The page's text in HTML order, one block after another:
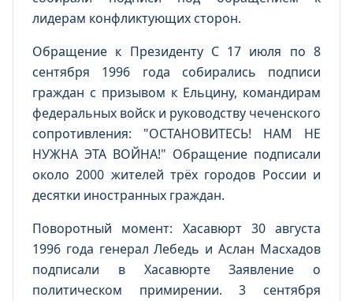
лидерам конфликтующих сторон.
Обращение к Президенту С 17 июля по 8
сентября 1996 года собирались подписи
граждан с призывом к Ельцину, командирам
федеральных войск и руководству чеченского
сопротивления: "ОСТАНОВИТЕСЬ! НАМ НЕ
НУЖНА ЭТА ВОЙНА!" Обращение подписали
около 2000 жителей трёх городов России и
десятки иностранных граждан.
Поворотный момент: Хасавюрт 30 августа
1996 года генерал Лебедь и Аслан Масхадов
подписали в Хасавюрте Заявление о
политическом примирении. 3 сентября